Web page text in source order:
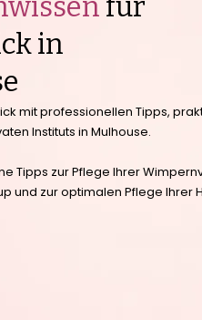
für
in
mit professionellen Tipps,
Instituts in Mulhouse.
Tipps zur Pflege Ihrer
und zur optimalen Pflege Ihrer